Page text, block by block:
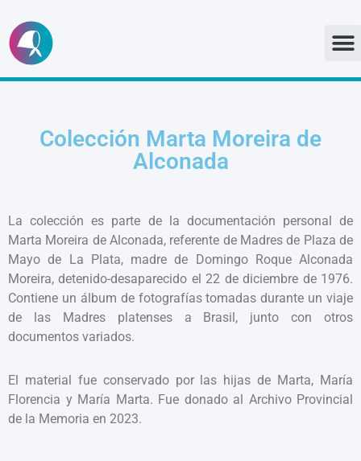
Ir
al
Colección Marta Moreira de
Alconada
La colección es parte de la documentación personal de
Marta Moreira de Alconada, referente de Madres de Plaza de
Mayo de La Plata, madre de Domingo Roque Alconada
Moreira, detenido-desaparecido el 22 de diciembre de 1976.
Contiene un álbum de fotografías tomadas durante un viaje
de las Madres platenses a Brasil, junto con otros
documentos variados.
El material fue conservado por las hijas de Marta, María
Florencia y María Marta. Fue donado al Archivo Provincial
de la Memoria en 2023.